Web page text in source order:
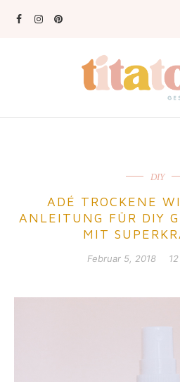
DIY
ADÉ TROCKENE
ANLEITUNG FÜR DIY
MIT
Februar 5, 2018